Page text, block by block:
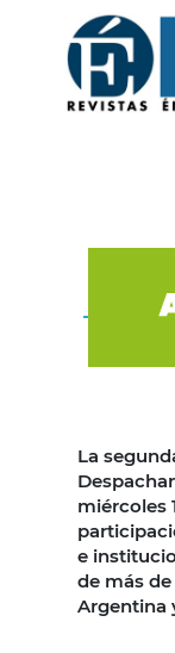
La
miércoles
e
de más
Argentina